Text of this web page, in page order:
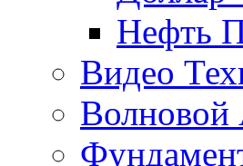
Нефть
Видео
Волновой